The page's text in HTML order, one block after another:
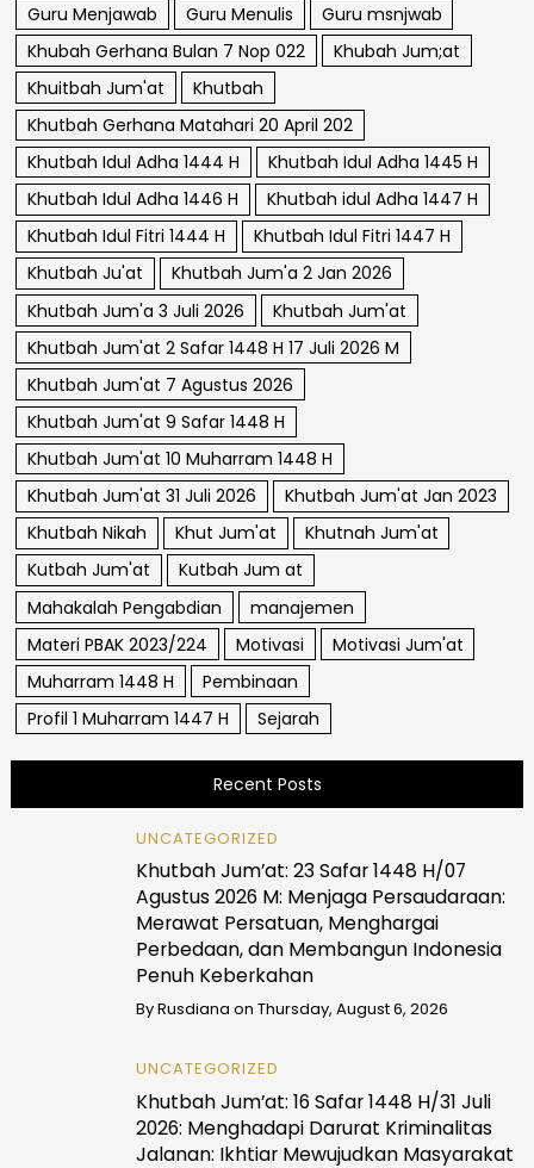
Guru Menjawab
Guru Menulis
Guru msnjwab
Khubah Gerhana Bulan 7 Nop 022
Khubah Jum;at
Khuitbah Jum'at
Khutbah
Khutbah Gerhana Matahari 20 April 202
Khutbah Idul Adha 1444 H
Khutbah Idul Adha 1445 H
Khutbah Idul Adha 1446 H
Khutbah idul Adha 1447 H
Khutbah Idul Fitri 1444 H
Khutbah Idul Fitri 1447 H
Khutbah Ju'at
Khutbah Jum'a 2 Jan 2026
Khutbah Jum'a 3 Juli 2026
Khutbah Jum'at
Khutbah Jum'at 2 Safar 1448 H 17 Juli 2026 M
Khutbah Jum'at 7 Agustus 2026
Khutbah Jum'at 9 Safar 1448 H
Khutbah Jum'at 10 Muharram 1448 H
Khutbah Jum'at 31 Juli 2026
Khutbah Jum'at Jan 2023
Khutbah Nikah
Khut Jum'at
Khutnah Jum'at
Kutbah Jum'at
Kutbah Jum at
Mahakalah Pengabdian
manajemen
Materi PBAK 2023/224
Motivasi
Motivasi Jum'at
Muharram 1448 H
Pembinaan
Profil 1 Muharram 1447 H
Sejarah
Recent Posts
UNCATEGORIZED
Khutbah Jum’at: 23 Safar 1448 H/07
Agustus 2026 M: Menjaga Persaudaraan:
Merawat Persatuan, Menghargai
Perbedaan, dan Membangun Indonesia
Penuh Keberkahan
ByRusdiana on Thursday, August 6, 2026
UNCATEGORIZED
Khutbah Jum’at: 16 Safar 1448 H/31 Juli
2026: Menghadapi Darurat Kriminalitas
Jalanan: Ikhtiar Mewujudkan Masyarakat